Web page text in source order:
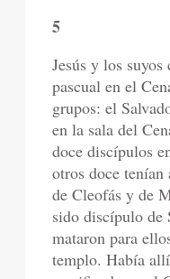
5
Jesús y los
pascual en el
grupos: el
en la sala del
doce discípulos
otros doce
de Cleofás y de
sido discípulo de
mataron para
templo. Había